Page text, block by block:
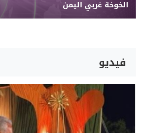
الخوخة غربي اليمن
فيديو